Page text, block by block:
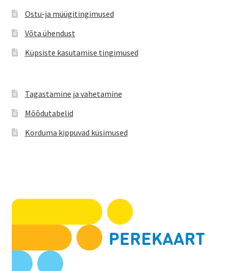
Ostu-ja müügitingimused
Võta ühendust
Küpsiste kasutamise tingimused
Tagastamine ja vahetamine
Mõõdutabelid
Korduma kippuvad küsimused